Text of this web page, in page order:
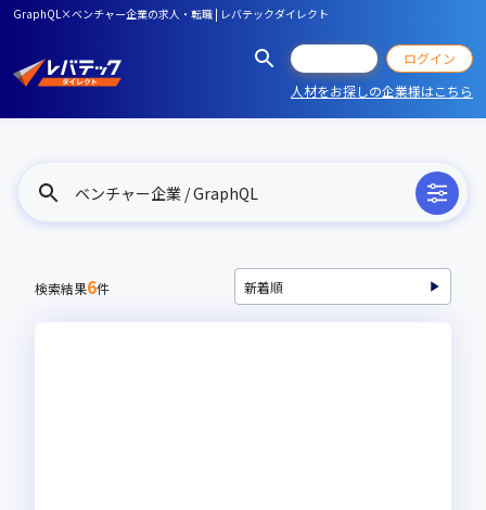
GraphQL×ベンチャー企業の求人・転職 | レバテックダイレクト
ログイン
人材をお探しの企業様はこちら
ベンチャー企業 / GraphQL
検索結果6件